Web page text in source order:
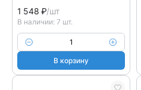
1 548₽/шт
В наличии: 7 шт.
В корзину